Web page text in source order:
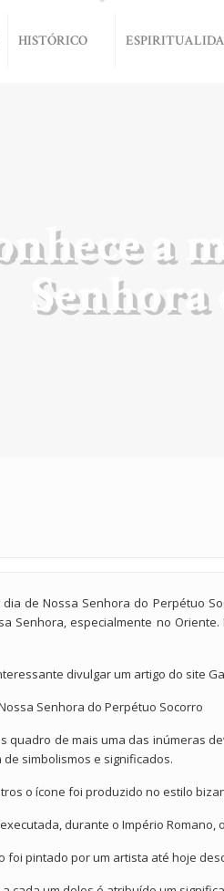
HISTÓRICO
a
de Nossa Senhora do Perpétuo
Senhora, especialmente no
divulgar um artigo do site
Senhora do Perpétuo Socorro
quadro de mais uma das inúmeras
simbolismos e significados.
o ícone foi produzido no estilo
durante o Império
foi pintado por um artista até hoje